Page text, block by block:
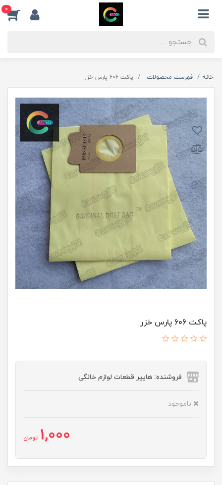
0
خانه فهرست محصولات پاکت 606 پارس خزر
پاکت 606 پارس خزر
فروشنده: هایپر قطعات لوازم خانگی
ناموجود
1,000 تومان